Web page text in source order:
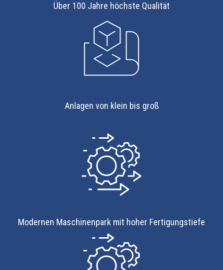
Über 100 Jahre höchste Qualität
Anlagen von klein bis groß
Modernen Maschinenpark mit hoher Fertigungstiefe